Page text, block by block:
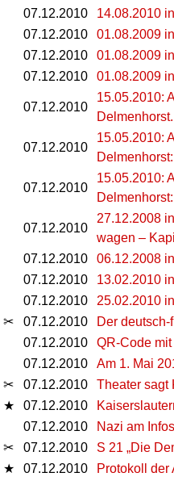
07.12.2010
14.08.2010
07.12.2010
01.08.2009
07.12.2010
01.08.2009
07.12.2010 01.08.2009
07.12.2010
15.05.2010:
07.12.2010
15.05.2010:
07.12.2010
15.05.2010:
07.12.2010
27.12.2008
wagen –
07.12.2010
06.12.2008
07.12.2010
13.02.2010
07.12.2010
25.02.2010
✂ 07.12.2010
Der
07.12.2010
QR-Code
07.12.2010
Am 1. Mai
✂ 07.12.2010
Theater sagt
★ 07.12.2010
07.12.2010
Nazi am
✂ 07.12.2010
S 21 „Die
★ 07.12.2010
Protokoll der